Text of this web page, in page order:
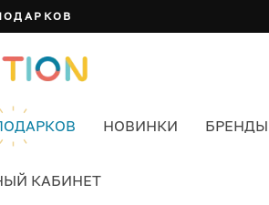
НОВИНКИ БРЕНДЫ
КАБИНЕТ